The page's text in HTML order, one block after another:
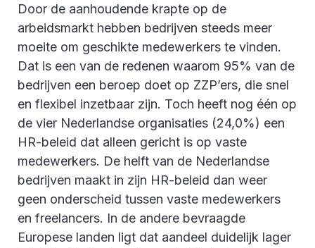
Door de aanhoudende krapte op de
arbeidsmarkt hebben bedrijven steeds meer
moeite om geschikte medewerkers te vinden.
Dat is een van de redenen waarom 95% van de
bedrijven een beroep doet op ZZP’ers, die snel
en flexibel inzetbaar zijn. Toch heeft nog één op
de vier Nederlandse organisaties (24,0%) een
HR-beleid dat alleen gericht is op vaste
medewerkers. De helft van de Nederlandse
bedrijven maakt in zijn HR-beleid dan weer
geen onderscheid tussen vaste medewerkers
en freelancers. In de andere bevraagde
Europese landen ligt dat aandeel duidelijk lager